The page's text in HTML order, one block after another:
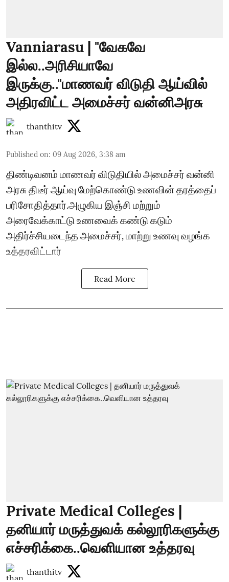
Vanniarasu | "வேகவே
இல்ல..அரிசியாவே
இருக்கு.."மாணவர் விடுதி ஆய்வில்
அதிரவிட்ட அமைச்சர் வன்னிஅரசு
thanthitv
Published on: 09 Aug 2026, 3:38 am
திண்டிவனம் மாணவர் விடுதியில் அமைச்சர் வன்னி
அரசு திடீர் ஆய்வு மேற்கொண்டு உணவின் தரத்தைப்
பரிசோதித்தார்.அழுகிய இஞ்சி மற்றும்
அரைவேக்காட்டு உணவைக் கண்டு கடும்
அதிர்ச்சியடைந்த அமைச்சர், மாற்று உணவு வழங்க
உத்தரவிட்டார்
Read More
Private Medical Colleges |
தனியார் மருத்துவக் கல்லூரிகளுக்கு
எச்சரிக்கை..வெளியான உத்தரவு
thanthitv